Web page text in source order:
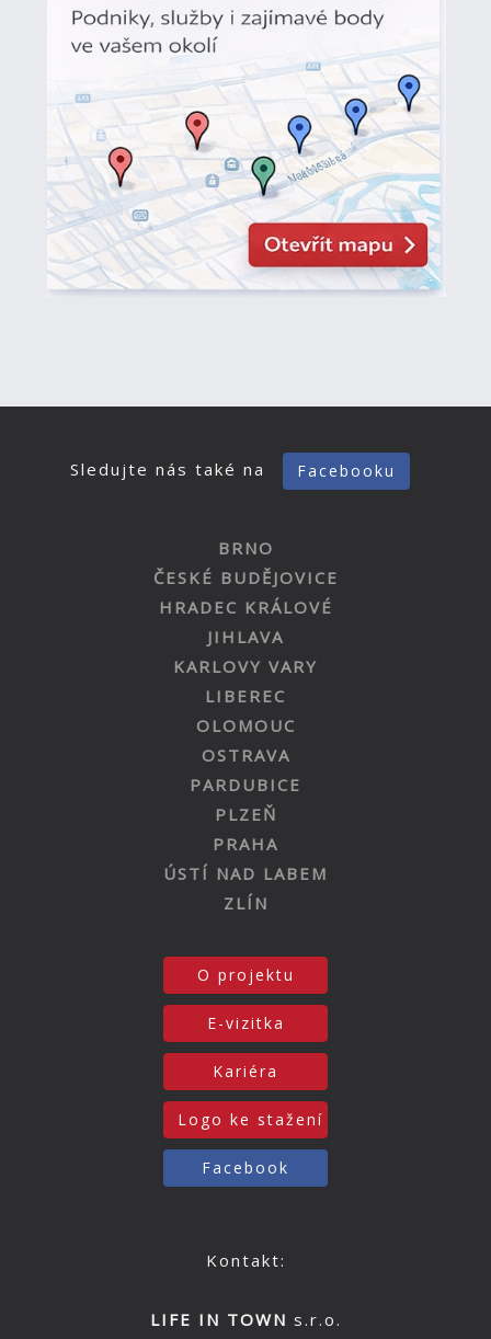
Sledujte nás také na Facebooku
BRNO
ČESKÉ BUDĚJOVICE
HRADEC KRÁLOVÉ
JIHLAVA
KARLOVY VARY
LIBEREC
OLOMOUC
OSTRAVA
PARDUBICE
PLZEŇ
PRAHA
ÚSTÍ NAD LABEM
ZLÍN
O projektu
E-vizitka
Kariéra
Logo ke stažení
Facebook
Kontakt:
LIFE IN TOWN s.r.o.